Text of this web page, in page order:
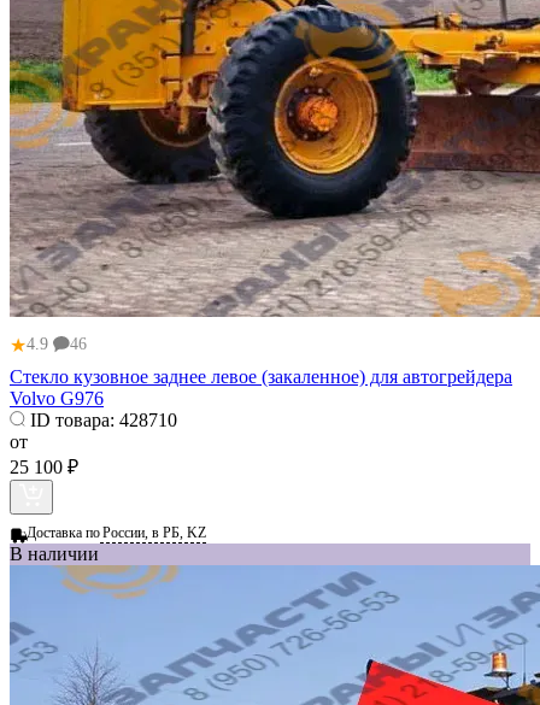
★4.9 46
Стекло кузовное заднее левое (закаленное) для автогрейдера
Volvo G976
ID товара: 428710
от
25 100 ₽
Доставка поРоссии, в РБ, KZ
В наличии